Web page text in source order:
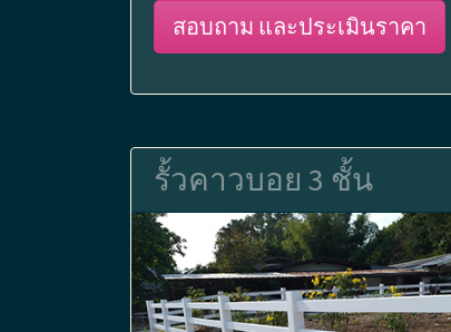
สอบถาม และประเมินราคา
รั้วคาวบอย 3 ชั้น